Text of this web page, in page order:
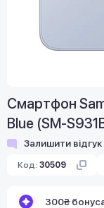
Смартфон
Blue (SM-
Залишити відгук
Код: 30509
300₴